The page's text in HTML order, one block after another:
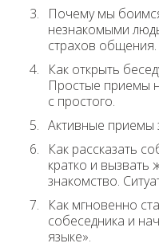
Почему мы
незнакомыми
страхов общения.
Как открыть
Простые приемы
с простого.
Активные приемы
Как рассказать
кратко и вызвать
знакомство.
Как мгновенно
собеседника и
языке».